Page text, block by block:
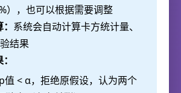
），也可以根据需要调整
系统会自动计算卡方统计量、
结果
值 < α，拒绝原假设，认为两个